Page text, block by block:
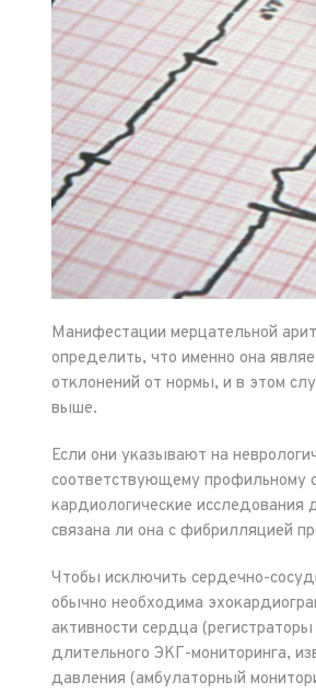
Манифестации мерцательной
определить, что именно она
отклонений от нормы, и в этом
выше.
Если они указывают на
соответствующему профильному
кардиологические
связана ли она с фибрилляцией
Чтобы исключить сердечно-
обычно необходима
активности сердца
длительного ЭКГ-мониторинга,
давления (амбулаторный